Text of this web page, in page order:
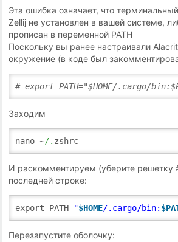
Эта ошибка означает, что
Zellij не установлен в вашей системе,
прописан в переменной PATH
Поскольку вы ранее настраивали
окружение (в коде был
# export PATH="$HOME/.cargo/
Заходим
nano ~/. zshrc
И раскомментируем (уберите решетку
последней строке:
export PATH="$HOME/.cargo/bin:
Перезапустите оболочку: